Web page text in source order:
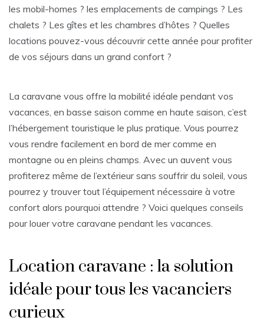
les mobil-homes ? les emplacements de campings ? Les
chalets ? Les gîtes et les chambres d’hôtes ? Quelles
locations pouvez-vous découvrir cette année pour profiter
de vos séjours dans un grand confort ?
La caravane vous offre la mobilité idéale pendant vos
vacances, en basse saison comme en haute saison, c’est
l’hébergement touristique le plus pratique. Vous pourrez
vous rendre facilement en bord de mer comme en
montagne ou en pleins champs. Avec un auvent vous
profiterez même de l’extérieur sans souffrir du soleil, vous
pourrez y trouver tout l’équipement nécessaire à votre
confort alors pourquoi attendre ? Voici quelques conseils
pour louer votre caravane pendant les vacances.
Location caravane : la solution
idéale pour tous les vacanciers
curieux